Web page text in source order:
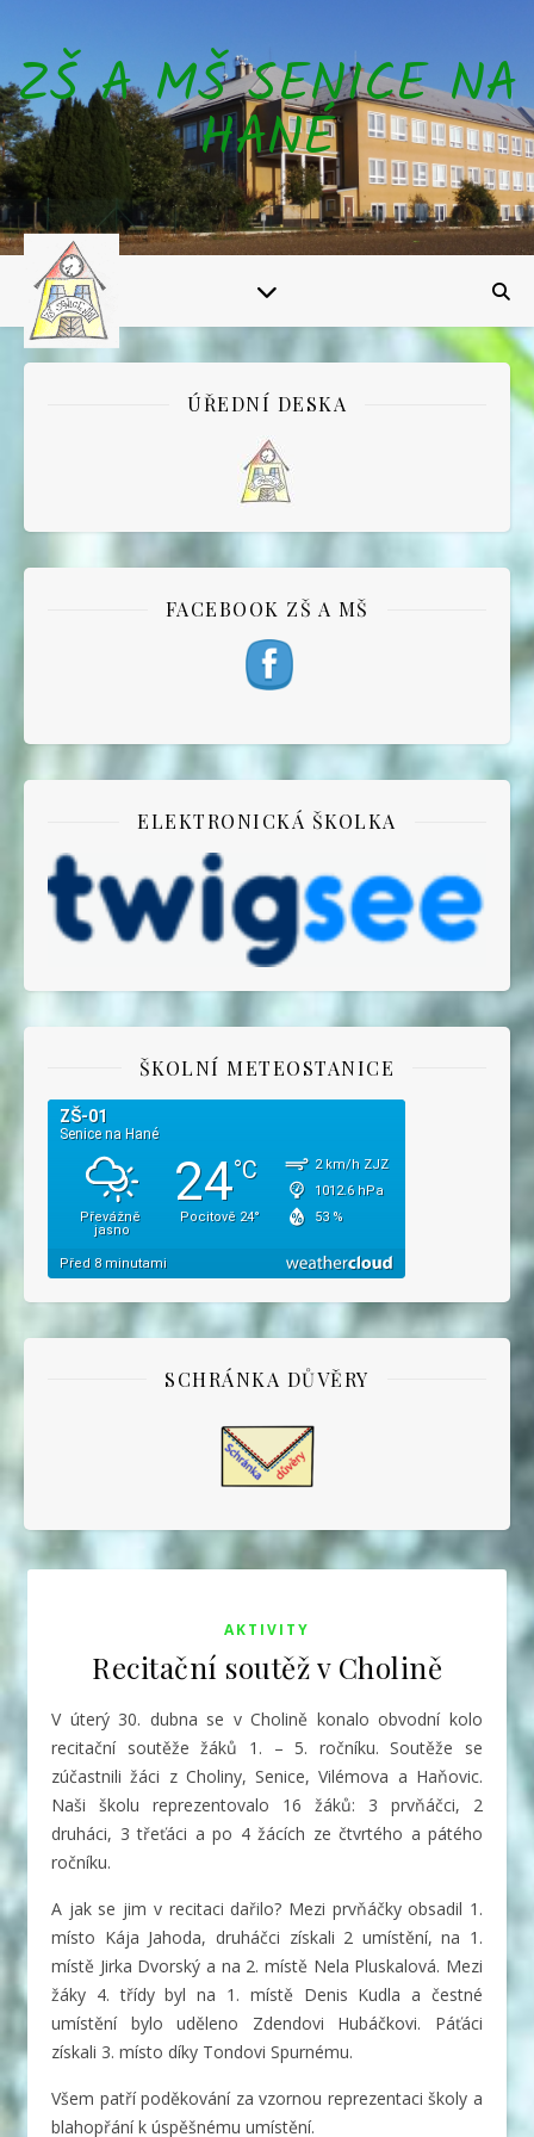
ZŠ A MŠ SENICE NA
HANÉ
ÚŘEDNÍ DESKA
FACEBOOK ZŠ A MŠ
ELEKTRONICKÁ ŠKOLKA
ŠKOLNÍ METEOSTANICE
SCHRÁNKA DŮVĚRY
AKTIVITY
Recitační soutěž v Cholině
V úterý 30. dubna se v Cholině konalo obvodní kolo
recitační soutěže žáků 1. – 5. ročníku. Soutěže se
zúčastnili žáci z Choliny, Senice, Vilémova a Haňovic.
Naši školu reprezentovalo 16 žáků: 3 prvňáčci, 2
druháci, 3 třeťáci a po 4 žácích ze čtvrtého a pátého
ročníku.
A jak se jim v recitaci dařilo? Mezi prvňáčky obsadil 1.
místo Kája Jahoda, druháčci získali 2 umístění, na 1.
místě Jirka Dvorský a na 2. místě Nela Pluskalová. Mezi
žáky 4. třídy byl na 1. místě Denis Kudla a čestné
umístění bylo uděleno Zdendovi Hubáčkovi. Páťáci
získali 3. místo díky Tondovi Spurnému.
Všem patří poděkování za vzornou reprezentaci školy a
blahopřání k úspěšnému umístění.